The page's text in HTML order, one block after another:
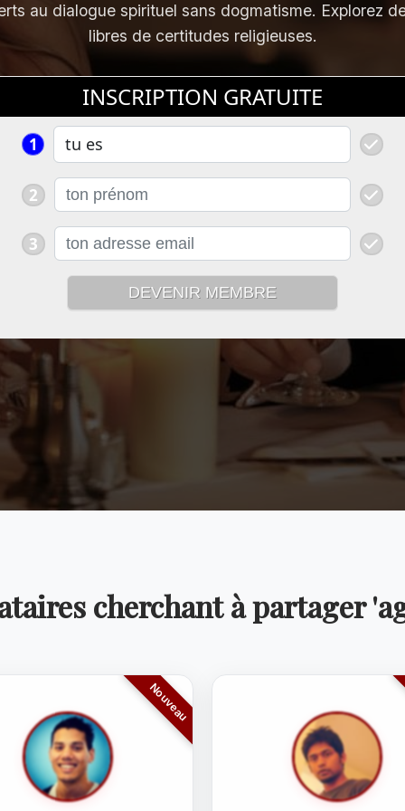
au dialogue spirituel sans dogmatisme. Explorez
libres de certitudes religieuses.
cherchant à partager